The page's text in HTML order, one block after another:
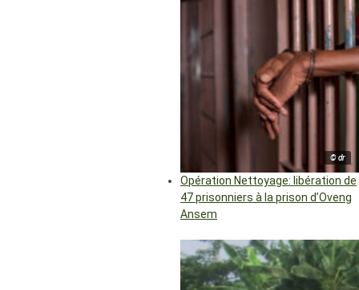
© dr
Opération Nettoyage: libération de
47 prisonniers à la prison d’Oveng
Ansem